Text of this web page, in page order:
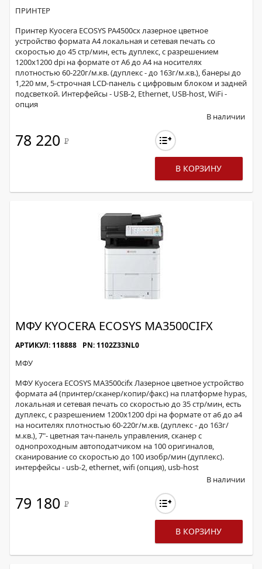
ПРИНТЕР
Принтер Kyocera ECOSYS PA4500cx лазерное цветное
устройство формата А4 локальная и сетевая печать со
скоростью до 45 стр/мин, есть дуплекс, с разрешением
1200х1200 dpi на формате от А6 до А4 на носителях
плотностью 60-220г/м.кв. (дуплекс - до 163г/м.кв.), банеры до
1,220 мм, 5-строчная LCD-панель с цифровым блоком и задней
подсветкой. Интерфейсы - USB-2, Ethernet, USB-host, WiFi -
опция
В наличии
78 220 Р
В КОРЗИНУ
МФУ KYOCERA ECOSYS MA3500CIFX
АРТИКУЛ: 118888 PN: 1102Z33NL0
МФУ
МФУ Kyocera ECOSYS MA3500cifx Лазерное цветное устройство
формата а4 (принтер/сканер/копир/факс) на платформе hypas,
локальная и сетевая печать со скоростью до 35 стр/мин, есть
дуплекс, с разрешением 1200х1200 dpi на формате от а6 до а4
на носителях плотностью 60-220г/м.кв. (дуплекс - до 163г/
м.кв.), 7"- цветная тач-панель управления, сканер с
однопроходным автоподатчиком на 100 оригиналов,
сканирование со скоростью до 100 изобр/мин (дуплекс).
интерфейсы - usb-2, ethernet, wifi (опция), usb-host
В наличии
79 180 Р
В КОРЗИНУ